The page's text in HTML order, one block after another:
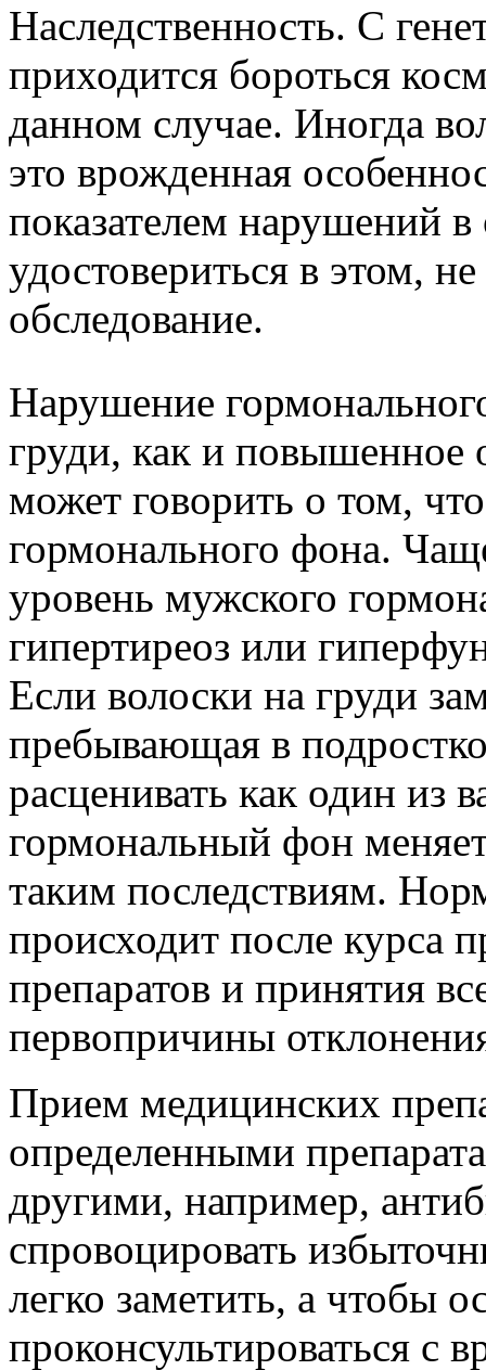
Наследственность. С
приходится бороться
данном случае. Иногда
это врожденная
показателем нарушений
удостовериться в этом,
обследование.
Нарушение
груди, как и повышенное
может говорить о том,
гормонального фона.
уровень мужского
гипертиреоз или
Если волоски на груди
пребывающая в
расценивать как один из
гормональный фон
таким последствиям.
происходит после курса
препаратов и принятия
первопричины
Прием медицинских
определенными
другими, например,
спровоцировать
легко заметить, а чтобы
проконсультироваться с